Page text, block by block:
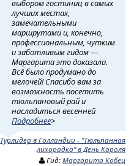
выбором гостиниц в самых
лучших местах,
замечательными
маршрутами и, конечно,
профессиональным, чутким
и заботливым гидом —
Маргарита это доказала.
Всё было продумано до
мелочей! Спасибо вам за
возможность посетить
тюльпановый рай и
насладиться весенней
Подробнее>
Турлидер в Голландии - "Тюльпанная
лихорадка" в День Короля
Гид:Маргарита Кобец